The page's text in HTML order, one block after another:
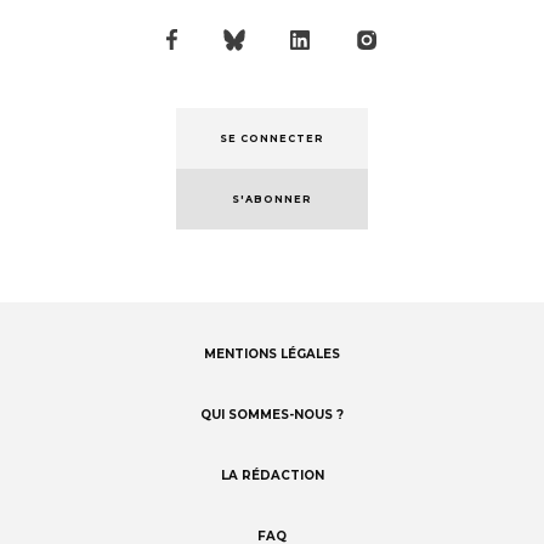
SE CONNECTER
S'ABONNER
MENTIONS LÉGALES
QUI SOMMES-NOUS ?
LA RÉDACTION
FAQ